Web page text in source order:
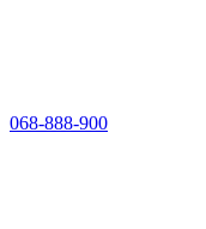
068-888-900